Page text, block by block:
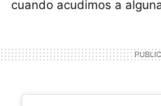
cuando acudimos a